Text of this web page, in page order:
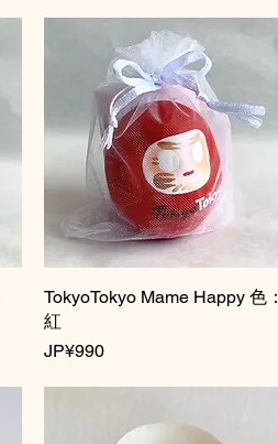
快速瀏覽
TokyoTokyo Mame Happy 色：
紅
價格
JP¥990